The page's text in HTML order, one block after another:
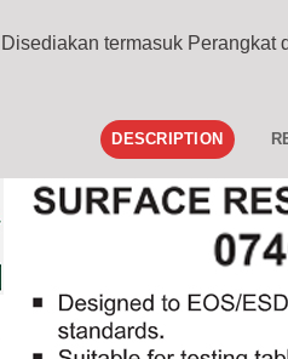
Disediakan termasuk Perangkat
DESCRIPTION